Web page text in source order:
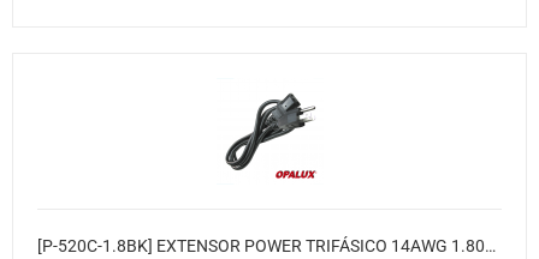
[P-520C-1.8BK] EXTENSOR POWER TRIFÁSICO 14AWG 1.80MT NEGRO COBRE(GRUESO # 14)